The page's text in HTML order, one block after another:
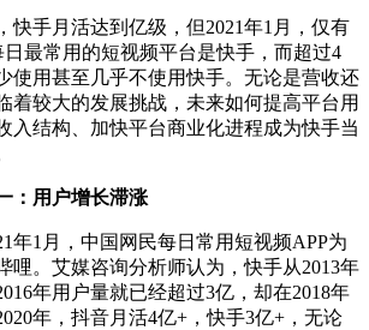
手月活达到亿级，但2021年1月，仅有
日最常用的短视频平台是快手，而超过4
使用甚至几乎不使用快手。无论是营收还
着较大的发展挑战，未来如何提高平台用
入结构、加快平台商业化进程成为快手当
：用户增长滞涨
1月，中国网民每日常用短视频APP为
哩。艾媒咨询分析师认为，快手从2013年
年用户量就已经超过3亿，却在2018年
年，抖音月活4亿+，快手3亿+，无论